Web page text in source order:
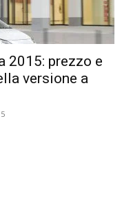
2015: prezzo e
versione a